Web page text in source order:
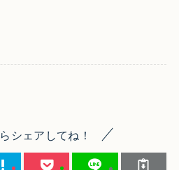
シェアしてね！